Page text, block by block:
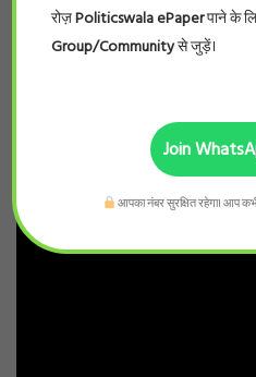
रोज़Politicswala ePaperपाने के
Group/Communityसे जुड़ें।
Join
आपका नंबर सुरक्षित रहेगा। आप